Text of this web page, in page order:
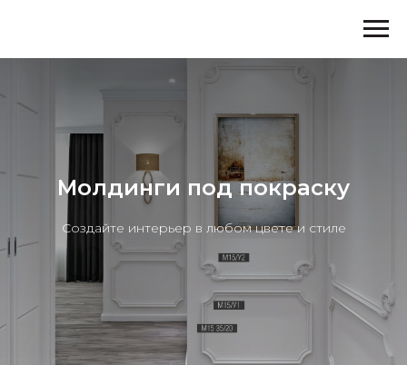
Молдинги под покраску
Создайте интерьер в любом цвете и стиле